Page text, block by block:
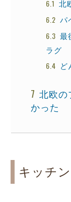
北
パ
最
ラグ
ど
北欧の
かった
キッチ